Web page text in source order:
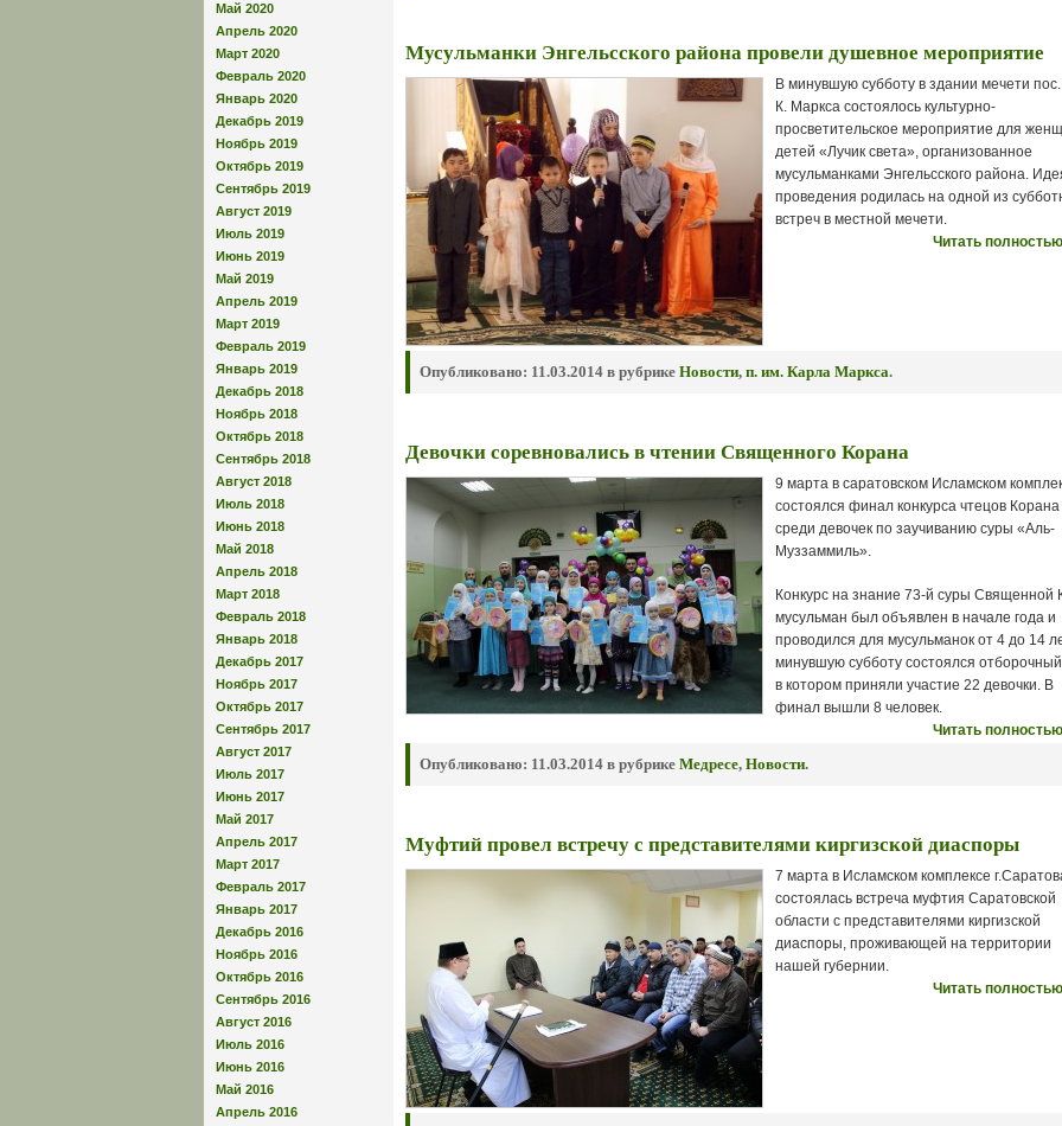
Май 2020
Апрель 2020
Март 2020
Февраль 2020
Январь 2020
Декабрь 2019
Ноябрь 2019
Октябрь 2019
Сентябрь 2019
Август 2019
Июль 2019
Июнь 2019
Май 2019
Апрель 2019
Март 2019
Февраль 2019
Январь 2019
Декабрь 2018
Ноябрь 2018
Октябрь 2018
Сентябрь 2018
Август 2018
Июль 2018
Июнь 2018
Май 2018
Апрель 2018
Март 2018
Февраль 2018
Январь 2018
Декабрь 2017
Ноябрь 2017
Октябрь 2017
Сентябрь 2017
Август 2017
Июль 2017
Июнь 2017
Май 2017
Апрель 2017
Март 2017
Февраль 2017
Январь 2017
Декабрь 2016
Ноябрь 2016
Октябрь 2016
Сентябрь 2016
Август 2016
Июль 2016
Июнь 2016
Май 2016
Апрель 2016
Мусульманки Энгельсского района провели душевное мероприятие
В минувшую субботу в здании мечети
К. Маркса состоялось культурно-
просветительское мероприятие для
детей «Лучик света», организованное
мусульманками Энгельсского района.
проведения родилась на одной из
встреч в местной мечети.
Читать
Опубликовано: 11.03.2014 в рубрике Новости, п. им. Карла Маркса.
Девочки соревновались в чтении Священного Корана
9 марта в саратовском Исламском
состоялся финал конкурса чтецов Корана
среди девочек по заучиванию суры «Аль-
Муззаммиль».
Конкурс на знание 73-й суры Священной
мусульман был объявлен в начале года и
проводился для мусульманок от 4 до 14
минувшую субботу состоялся
в котором приняли участие 22 девочки. В
финал вышли 8 человек.
Читать
Опубликовано: 11.03.2014 в рубрике Медресе, Новости.
Муфтий провел встречу с представителями киргизской диаспоры
7 марта в Исламском комплексе
состоялась встреча муфтия Саратовской
области с представителями киргизской
диаспоры, проживающей на территории
нашей губернии.
Читать